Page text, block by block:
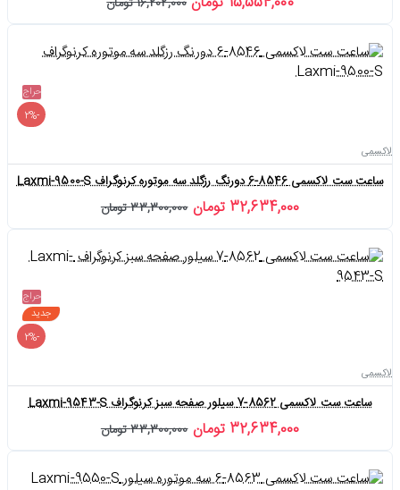
حراج
-2%
لاکسمی
ساعت ست لاکسمی 8546-6 دورنگ رزگلد سه موتوره کرنوگراف Laxmi-9500-S
32,634,000 تومان 33,300,000 تومان
حراج
جدید
-2%
لاکسمی
ساعت ست لاکسمی 8562-7 سیلور صفحه سبز کرنوگراف Laxmi-9543-S
32,634,000 تومان 33,300,000 تومان